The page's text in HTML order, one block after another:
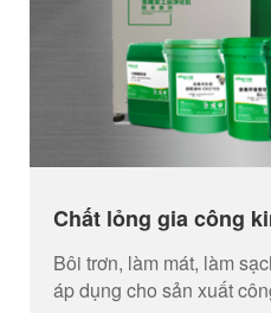
Chất lỏng gia công
Bôi trơn, làm mát, làm
áp dụng cho sản xuất